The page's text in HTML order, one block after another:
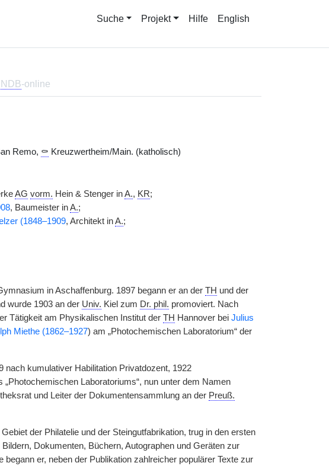
Suche Projekt Hilfe English
NDB-online
Remo, ⚰ Kreuzwertheim/Main. (katholisch)
AG vorm. Hein & Stenger inA., KR;
, Baumeister inA.;
(1848–1909, Architekt inA.;
in Aschaffenburg. 1897 begann er an der TH und der
wurde 1903 an der Univ. Kiel zum Dr. phil. promoviert. Nach
Tätigkeit am Physikalischen Institut der TH Hannover bei Julius
Miethe (1862–1927) am „Photochemischen Laboratorium“ der
nach kumulativer Habilitation Privatdozent, 1922
Laboratoriums“, nun unter dem Namen
und Leiter der Dokumentensammlung an der Preuß.
der Philatelie und der Steingutfabrikation, trug in den ersten
Dokumenten, Büchern, Autographen und Geräten zur
er, neben der Publikation zahlreicher populärer Texte zur